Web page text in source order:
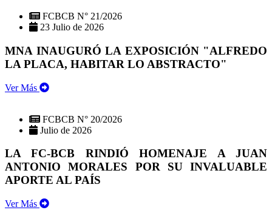
FCBCB N° 21/2026
23 Julio de 2026
MNA INAUGURÓ LA EXPOSICIÓN "ALFREDO
LA PLACA, HABITAR LO ABSTRACTO"
Ver Más
FCBCB N° 20/2026
Julio de 2026
LA FC-BCB RINDIÓ HOMENAJE A JUAN
ANTONIO MORALES POR SU INVALUABLE
APORTE AL PAÍS
Ver Más